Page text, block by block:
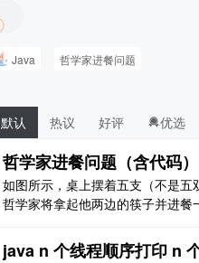
Java 哲学家进餐问题
默认 热议 好评 优选
哲学家进餐问题（含代码）
如图所示，桌上摆着五支（不是五
哲学家将拿起他两边的筷子并进
java n 个线程顺序打印 n